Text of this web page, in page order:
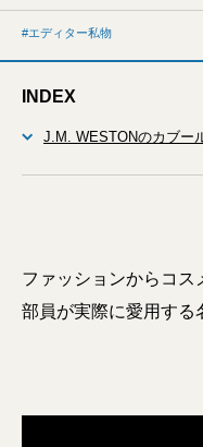
エディター私物
INDEX
J.M. WESTONのカブー
ファッションからコス
部員が実際に愛用する